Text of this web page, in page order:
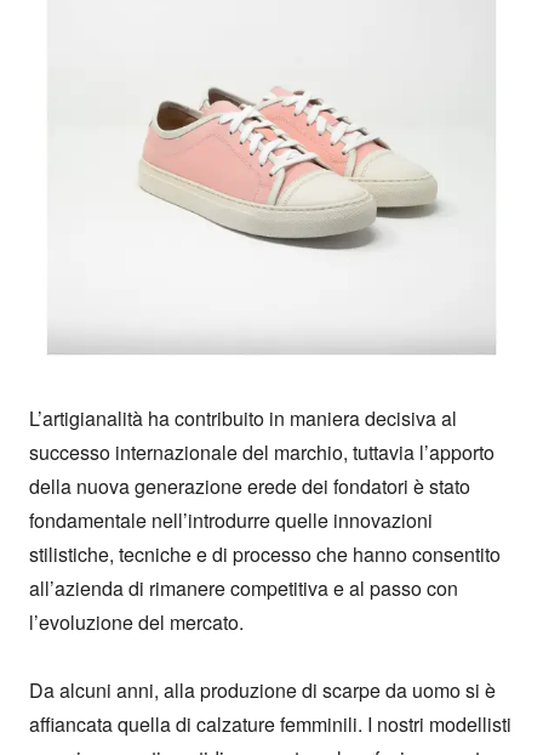
L’artigianalità ha contribuito in maniera decisiva al
successo internazionale del marchio, tuttavia l’apporto
della nuova generazione erede dei fondatori è stato
fondamentale nell’introdurre quelle innovazioni
stilistiche, tecniche e di processo che hanno consentito
all’azienda di rimanere competitiva e al passo con
l’evoluzione del mercato.
Da alcuni anni, alla produzione di scarpe da uomo si è
affiancata quella di calzature femminili. I nostri modellisti